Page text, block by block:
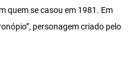
quem se casou em 1981. Em
personagem criado pelo